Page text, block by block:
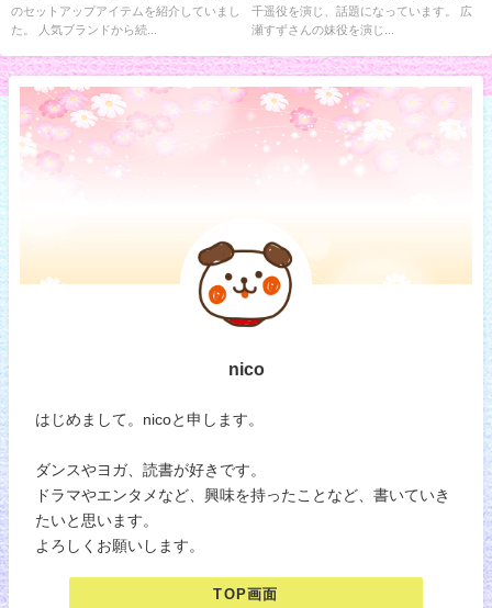
のセットアップアイテムを紹介していまし
た。 人気ブランドから続...
千遥役を演じ、話題になっています。 広
瀬すずさんの妹役を演じ...
nico
はじめまして。nicoと申します。
ダンスやヨガ、読書が好きです。
ドラマやエンタメなど、興味を持ったことなど、書いていき
たいと思います。
よろしくお願いします。
TOP画面